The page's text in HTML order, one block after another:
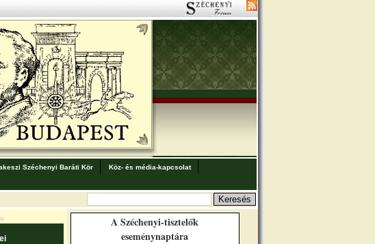
Széchenyi Baráti Kör
Köz- és média-kapcsolat
»
A Széchenyi-tisztelők
eseménynaptára